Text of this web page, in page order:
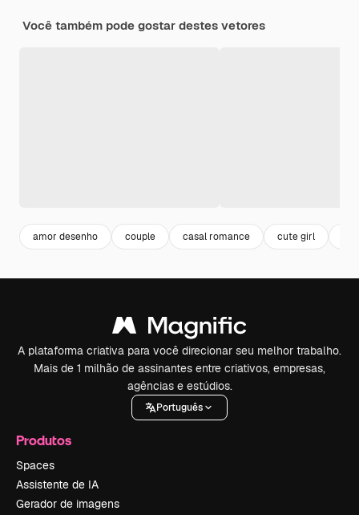
Você também pode gostar destes vetores
amor desenho couple casal romance cute girl
A plataforma criativa para você direcionar seu melhor trabalho.
Mais de 1 milhão de assinantes entre criativos, empresas,
agências e estúdios.
Português
Produtos
Spaces
Assistente de IA
Gerador de imagens